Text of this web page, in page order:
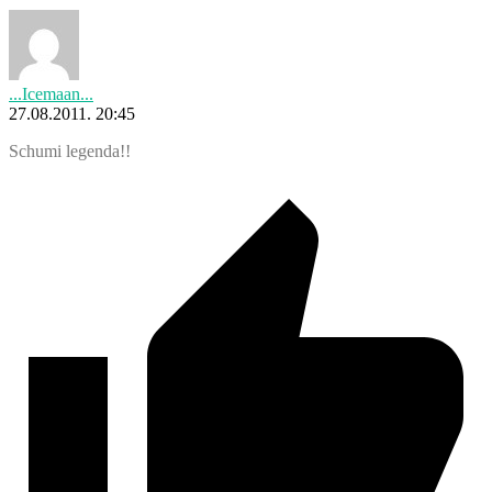
...Icemaan...
27.08.2011. 20:45
Schumi legenda!!